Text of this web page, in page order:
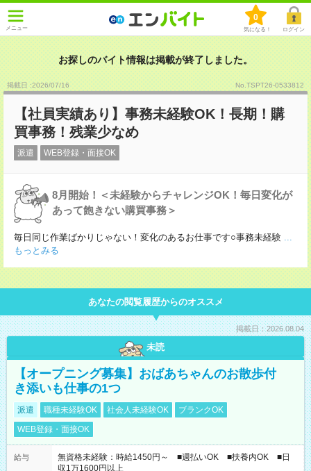
メニュー
0
気になる！ ログイン
お探しのバイト情報は掲載が終了しました。
掲載日 :2026/07/16 No.TSPT26-0533812
【社員実績あり】事務未経験OK！長期！購
買事務！残業少なめ
派遣 WEB登録・面接OK
8月開始！＜未経験からチャレンジOK！毎日変化が
あって飽きない購買事務＞
毎日同じ作業ばかりじゃない！変化のあるお仕事です○事務未経験 ...
もっとみる
あなたの閲覧履歴からのオススメ
掲載日：2026.08.04
未読
【オープニング募集】おばあちゃんのお散歩付
き添いも仕事の1つ
派遣 職種未経験OK 社会人未経験OK
ブランクOK
WEB登録・面接OK
給与
無資格未経験：時給1450円～ ■週払いOK ■扶養内OK ■日
収1万1600円以上